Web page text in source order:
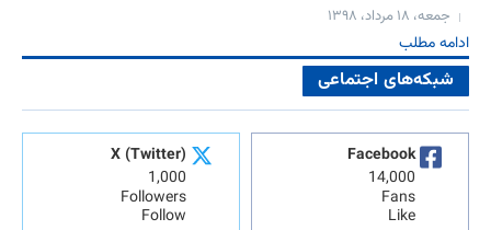
جمعه، ۱۸ مرداد، ۱۳۹۸
ادامه مطلب
شبکه‌های اجتماعی
Facebook
14,000
Fans
Like
X (Twitter)
1,000
Followers
Follow